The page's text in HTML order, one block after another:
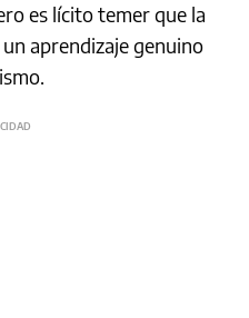
es lícito temer que la
aprendizaje genuino